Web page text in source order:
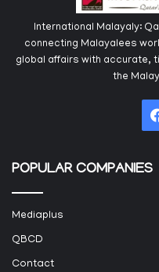
International Malayaly:
connecting Malayalees
global affairs with accurate,
the
POPULAR COMPANIES
Mediaplus
QBCD
Contact